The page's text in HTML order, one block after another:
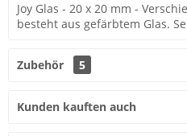
Joy Glas - 20 x 20 mm -
besteht aus gefärbtem Glas.
Zubehör 5
Kunden kauften auch